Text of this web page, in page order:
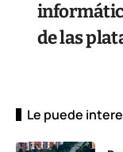
de las
Le puede